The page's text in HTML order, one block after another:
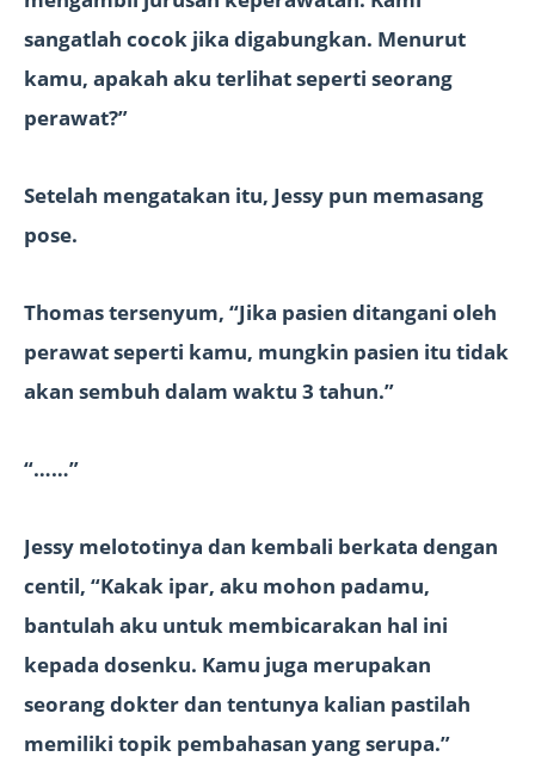
sangatlah cocok jika digabungkan. Menurut
kamu, apakah aku terlihat seperti seorang
perawat?”
Setelah mengatakan itu, Jessy pun memasang
pose.
Thomas tersenyum, “Jika pasien ditangani oleh
perawat seperti kamu, mungkin pasien itu tidak
akan sembuh dalam waktu 3 tahun.”
“……”
Jessy melototinya dan kembali berkata dengan
centil, “Kakak ipar, aku mohon padamu,
bantulah aku untuk membicarakan hal ini
kepada dosenku. Kamu juga merupakan
seorang dokter dan tentunya kalian pastilah
memiliki topik pembahasan yang serupa.”